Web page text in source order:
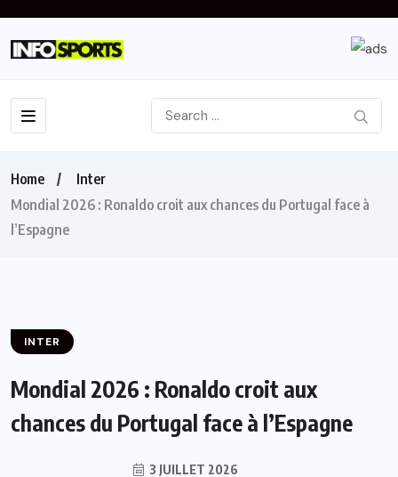
Home
Inter
Mondial 2026 : Ronaldo croit aux chances du Portugal face à
l’Espagne
INTER
Mondial 2026 : Ronaldo croit aux
chances du Portugal face à l’Espagne
3 JUILLET 2026